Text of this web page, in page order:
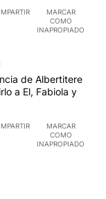
MARCAR
COMO
INAPROPIADO
de Albertitere
a El, Fabiola y
MARCAR
COMO
INAPROPIADO